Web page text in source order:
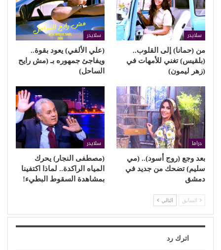
سلايدر
من (حمانا) إلى القلوب..
(بلقيس) تغني للأمهات في
(زهر ليمون)
سلايدر
(علي الألفي) يعود بقوة..
ويفاجئ جمهوره بـ (مش رايح
الساحل)
دراما
بعد وجع (روج أسود).. (مي
سليم) تضحك من جديد في
دمشق
سلايدر
(مصطفى النجار) يحرك
المياه الراكدة.. لماذا اكتفينا
بمشاهدة السقوط البطيء!
السابق التالي
اترك رد